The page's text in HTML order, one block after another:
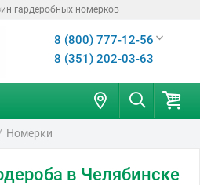
гардеробных номерков
8 (800) 777-12-56
8 (351) 202-03-63
Номерки
в Челябинске